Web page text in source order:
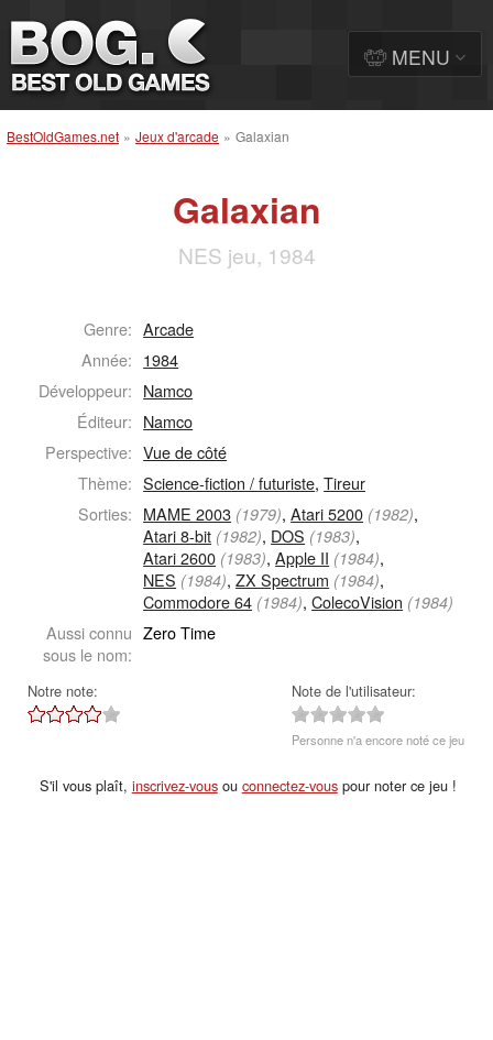
BestOldGames.net » Jeux d'arcade » Galaxian
Galaxian
NES jeu, 1984
Genre: Arcade
Année: 1984
Développeur: Namco
Éditeur: Namco
Perspective: Vue de côté
Thème: Science-fiction / futuriste,Tireur
Sorties: MAME 2003 (1979),Atari 5200 (1982),
Atari 8-bit (1982), DOS (1983),
Atari 2600 (1983),Apple II (1984),
NES (1984),ZX Spectrum (1984),
Commodore 64 (1984),ColecoVision (1984)
Aussi connu
sous le nom:
Zero Time
Notre note: Note de l'utilisateur:
Personne n'a encore noté ce jeu
S'il vous plaît, inscrivez-vousou connectez-vouspour noter ce jeu !
MENU